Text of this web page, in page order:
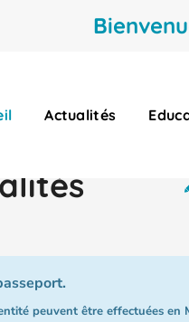
Actualités
peuvent être effectuées en